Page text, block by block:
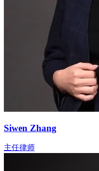
Siwen Zhang
主任律师